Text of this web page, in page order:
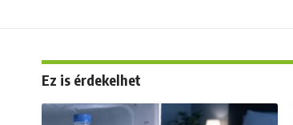
Ez is érdekelhet